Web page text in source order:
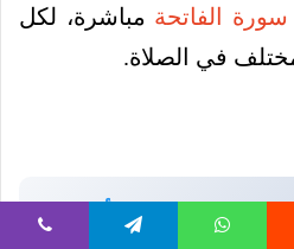
سورة الفاتحة مباشرة، لكل
في الصلاة.
التفاصيل عن:
أبو جهل